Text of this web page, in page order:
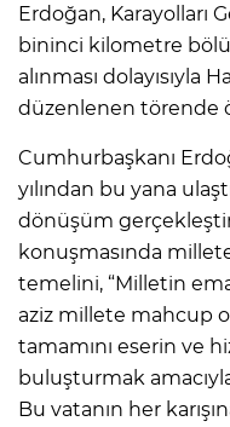
Erdoğan, Karayolları
bininci kilometre
alınması dolayısıyla
düzenlenen törende
Cumhurbaşkanı
yılından bu yana
dönüşüm
konuşmasında
temelini, “Milletin
aziz millete mahcup
tamamını eserin ve
buluşturmak
Bu vatanın her